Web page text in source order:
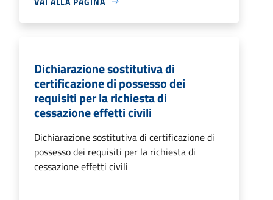
Dichiarazione sostitutiva di
certificazione di possesso dei
requisiti per la richiesta di
cessazione effetti civili
Dichiarazione sostitutiva di certificazione di
possesso dei requisiti per la richiesta di
cessazione effetti civili